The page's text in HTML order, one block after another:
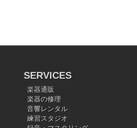
SERVICES
楽器通販
楽器の修理
音響レンタル
練習スタジオ